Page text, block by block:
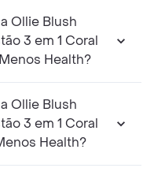
Ollie Blush
3 em 1 Coral
Health?
Ollie Blush
3 em 1 Coral
Health?